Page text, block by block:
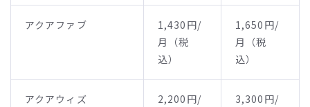
アクアファブ
1,430円/
月（税
込）
1,650円/
月（税
込）
アクアウィズ
2,200円/
3,300円/